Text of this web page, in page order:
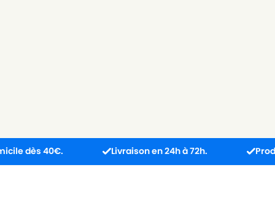
Livraison en 24h à 72h. Produit reçu